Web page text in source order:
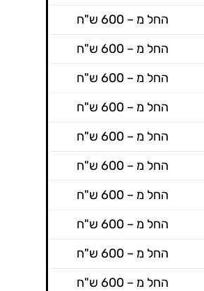
החל מ – 600 ש"ח
החל מ – 600 ש"ח
החל מ – 600 ש"ח
החל מ – 600 ש"ח
החל מ – 600 ש"ח
החל מ – 600 ש"ח
החל מ – 600 ש"ח
החל מ – 600 ש"ח
החל מ – 600 ש"ח
החל מ – 600 ש"ח